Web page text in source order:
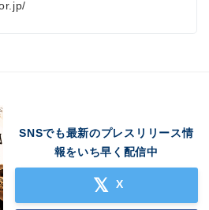
SNSでも最新のプレスリリース情
報をいち早く配信中
X